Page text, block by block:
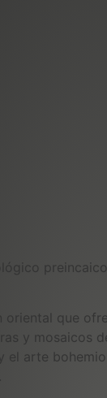
que
y mosaicos
arte